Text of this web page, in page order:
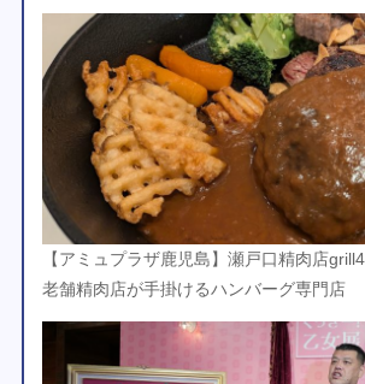
【アミュプラザ鹿児島】瀬戸口精肉店
老舗精肉店が手掛けるハンバーグ専門店